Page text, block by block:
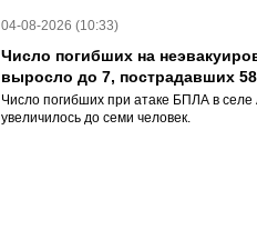
04-08-2026 (10:33)
Число погибших на
выросло до 7, пострадавших 58
Число погибших при атаке БПЛА в
увеличилось до семи человек.